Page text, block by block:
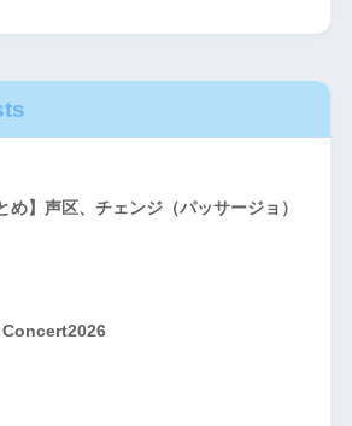
め】声区、チェンジ（パッサージョ）